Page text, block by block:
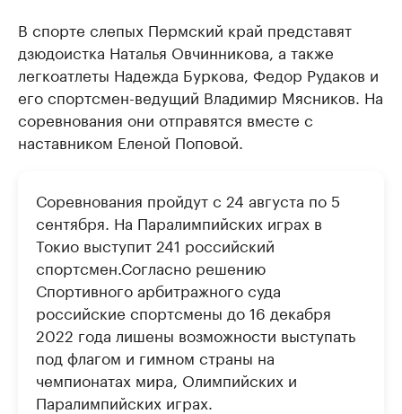
В спорте слепых Пермский край представят
дзюдоистка Наталья Овчинникова, а также
легкоатлеты Надежда Буркова, Федор Рудаков и
его спортсмен-ведущий Владимир Мясников. На
соревнования они отправятся вместе с
наставником Еленой Поповой.
Соревнования пройдут с 24 августа по 5
сентября. На Паралимпийских играх в
Токио выступит 241 российский
спортсмен.Согласно решению
Спортивного арбитражного суда
российские спортсмены до 16 декабря
2022 года лишены возможности выступать
под флагом и гимном страны на
чемпионатах мира, Олимпийских и
Паралимпийских играх.